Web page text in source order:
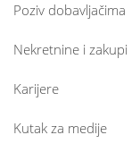
Poziv dobavljačima
Nekretnine i zakupi
Karijere
Kutak za medije